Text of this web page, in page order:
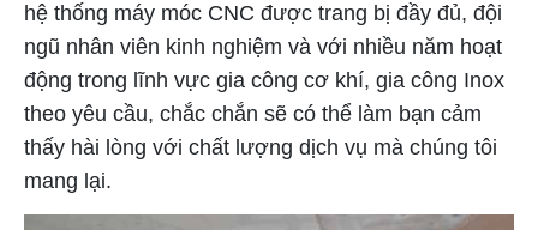
hệ thống máy móc CNC được trang bị đầy đủ, đội
ngũ nhân viên kinh nghiệm và với nhiều năm hoạt
động trong lĩnh vực gia công cơ khí, gia công Inox
theo yêu cầu, chắc chắn sẽ có thể làm bạn cảm
thấy hài lòng với chất lượng dịch vụ mà chúng tôi
mang lại.